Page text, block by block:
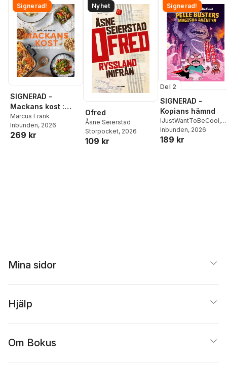
Signerad!
SIGNERAD -
Mackans kost :
Middagar och
matlådor
Marcus Frank
Inbunden, 2026
269 kr
Nyhet
Ofred
Åsne Seierstad
Storpocket, 2026
109 kr
Signerad!
Del 2
SIGNERAD -
Kopians hämnd
IJustWantToBeCool,
Joel Adolphson
Ejdemo Beer
Inbunden, 2026
189 kr
Mina sidor
Hjälp
Om Bokus